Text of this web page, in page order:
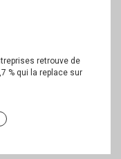
retrouve de
% qui la replace sur